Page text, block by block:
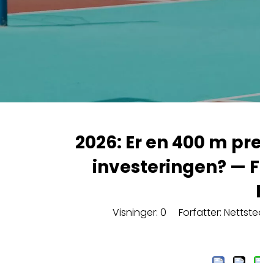
2026: Er en 400 m
investeringen? —
Visninger: 0 Forfatter: